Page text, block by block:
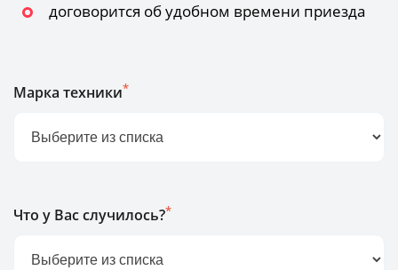
договорится об удобном времени приезда
Марка техники*
Что у Вас случилось?*